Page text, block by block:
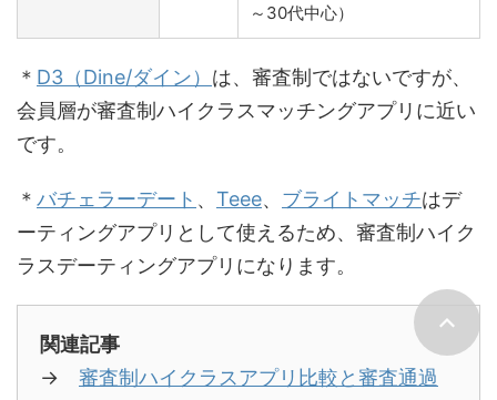
～30代中心）
＊ D3（Dine/ダイン） は、審査制ではないですが、
会員層が審査制ハイクラスマッチングアプリに近い
です。
＊ バチェラーデート 、 Teee、 ブライトマッチはデ
ーティングアプリとして使えるため、審査制ハイク
ラスデーティングアプリになります。
関連記事
→ 審査制ハイクラスアプリ比較と審査通過